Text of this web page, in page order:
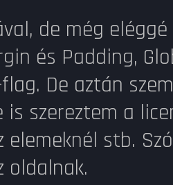
de még
és Padding,
De aztán
szereztem a
stb.
oldalnak.